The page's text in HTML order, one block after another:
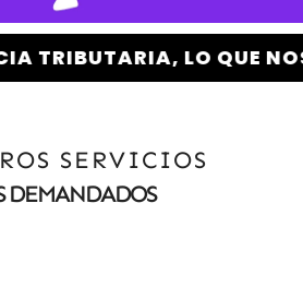
LO QUE NOS FACULTA
SERVICIOS
DEMANDADOS